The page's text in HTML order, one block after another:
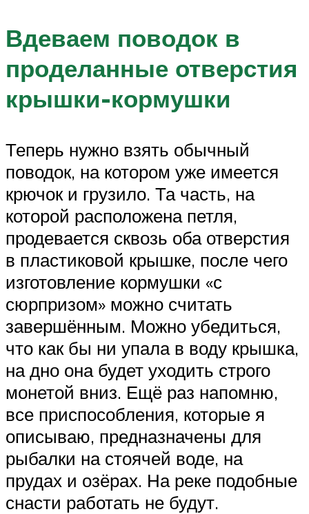
Вдеваем поводок в
проделанные отверстия
крышки-кормушки
Теперь нужно взять обычный
поводок, на котором уже имеется
крючок и грузило. Та часть, на
которой расположена петля,
продевается сквозь оба отверстия
в пластиковой крышке, после чего
изготовление кормушки «с
сюрпризом» можно считать
завершённым. Можно убедиться,
что как бы ни упала в воду крышка,
на дно она будет уходить строго
монетой вниз. Ещё раз напомню,
все приспособления, которые я
описываю, предназначены для
рыбалки на стоячей воде, на
прудах и озёрах. На реке подобные
снасти работать не будут.